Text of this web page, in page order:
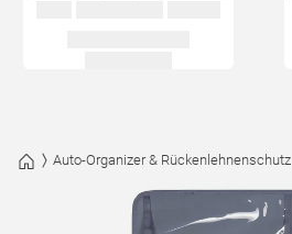
Auto-Organizer & Rückenlehnenschutz